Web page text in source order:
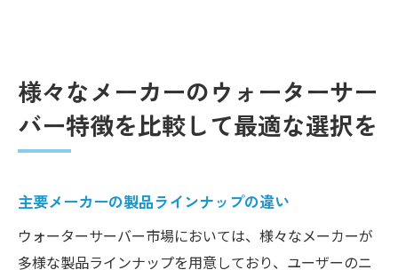
様々なメーカーのウォーターサー
バー特徴を比較して最適な選択を
主要メーカーの製品ラインナップの違い
ウォーターサーバー市場においては、様々なメーカーが
多様な製品ラインナップを用意しており、ユーザーのニ